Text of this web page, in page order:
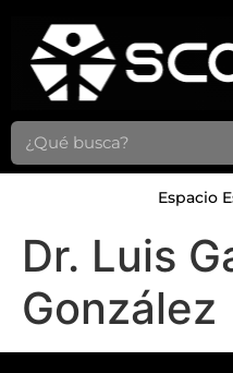
Espacio
Dr. Luis
González